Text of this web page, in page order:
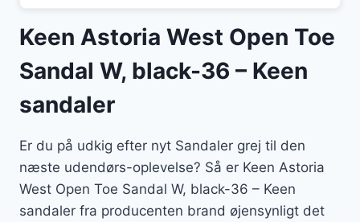
Keen Astoria West Open Toe
Sandal W, black-36 – Keen
sandaler
Er du på udkig efter nyt Sandaler grej til den
næste udendørs-oplevelse? Så er Keen Astoria
West Open Toe Sandal W, black-36 – Keen
sandaler fra producenten brand øjensynligt det